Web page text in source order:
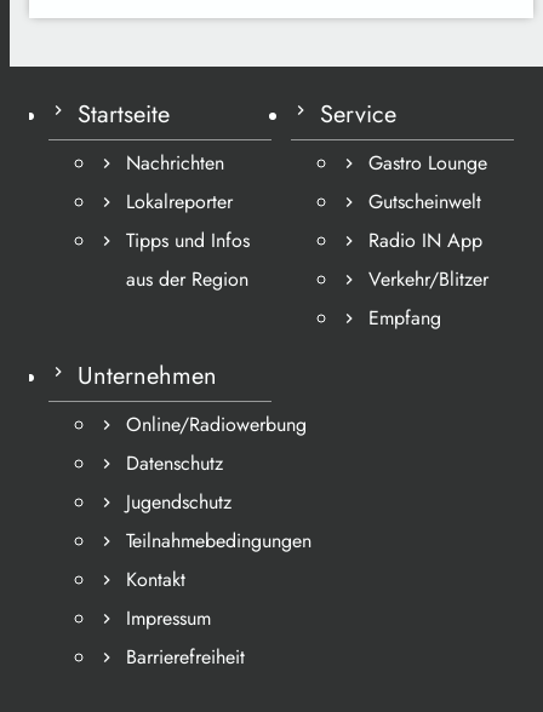
Startseite
Nachrichten
Lokalreporter
Tipps und Infos
aus der Region
Service
Gastro Lounge
Gutscheinwelt
Radio IN App
Verkehr/Blitzer
Empfang
Unternehmen
Online/Radiowerbung
Datenschutz
Jugendschutz
Teilnahmebedingungen
Kontakt
Impressum
Barrierefreiheit